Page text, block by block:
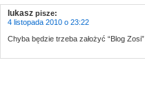
lukasz pisze:
4 listopada 2010 o 23:22
Chyba będzie trzeba założyć “Blog Zosi”